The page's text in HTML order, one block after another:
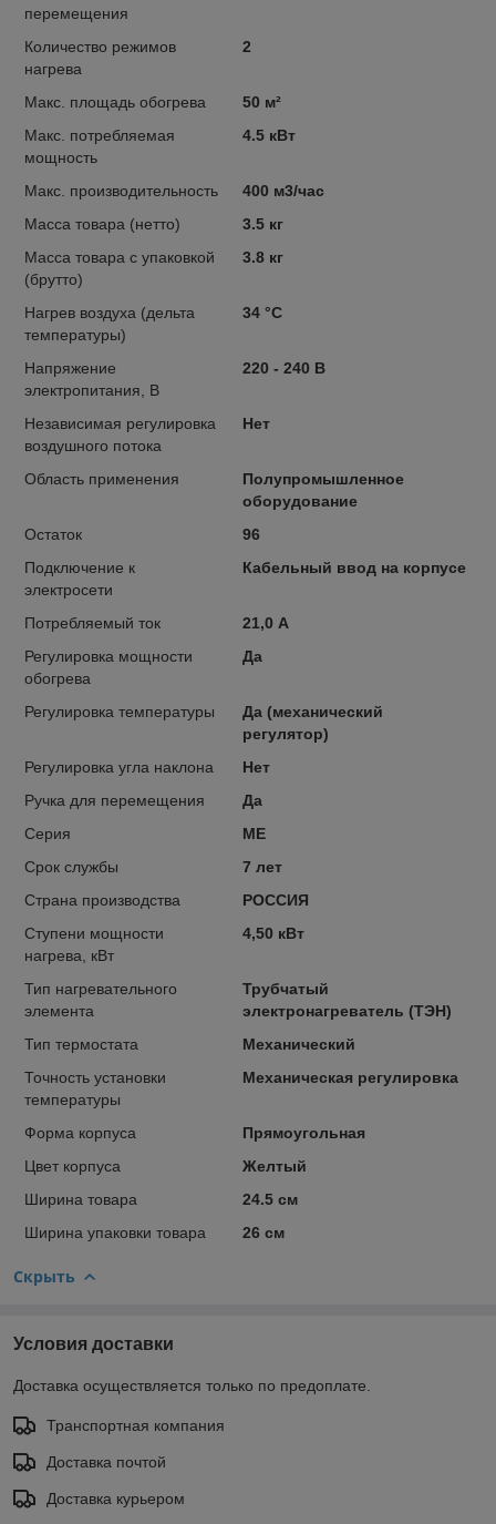
перемещения
Количество режимов
нагрева
2
Макс. площадь обогрева
50 м²
Макс. потребляемая
мощность
4.5 кВт
Макс. производительность
400 м3/час
Масса товара (нетто)
3.5 кг
Масса товара с упаковкой
(брутто)
3.8 кг
Нагрев воздуха (дельта
температуры)
34 °С
Напряжение
электропитания, В
220 - 240 В
Независимая регулировка
воздушного потока
Нет
Область применения
Полупромышленное
оборудование
Остаток
96
Подключение к
электросети
Кабельный ввод на корпусе
Потребляемый ток
21,0 А
Регулировка мощности
обогрева
Да
Регулировка температуры
Да (механический
регулятор)
Регулировка угла наклона
Нет
Ручка для перемещения
Да
Серия
ME
Срок службы
7 лет
Страна производства
РОССИЯ
Ступени мощности
нагрева, кВт
4,50 кВт
Тип нагревательного
элемента
Трубчатый
электронагреватель (ТЭН)
Тип термостата
Механический
Точность установки
температуры
Механическая регулировка
Форма корпуса
Прямоугольная
Цвет корпуса
Желтый
Ширина товара
24.5 см
Ширина упаковки товара
26 см
Скрыть
Условия доставки
Доставка осуществляется только по предоплате.
Транспортная компания
Доставка почтой
Доставка курьером